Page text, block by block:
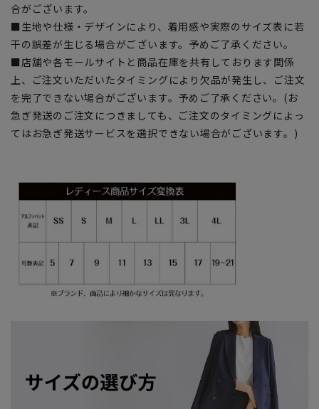
合がございます。
■生地や仕様・デザインにより、着用感や実際のサイズ表に若
干の誤差が生じる場合がございます。予めご了承ください。
■店舗や各モールサイトと商品在庫を共有しております関係
上、ご注文いただいたタイミングにより欠品が発生し、ご注文
を完了できない場合がございます。予めご了承ください。(お
急ぎ発送のご注文につきましても、ご注文のタイミングによっ
てはお急ぎ発送サービスを選択できない場合がございます。)